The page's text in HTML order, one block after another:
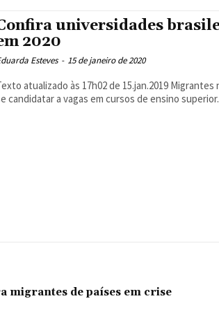
universidades
2020
Esteves - 15 de janeiro de 2020
atualizado às 17h02 de 15.jan.2019 Migrantes na condição de refugiado ou com visto humanitário podem
candidatar a vagas em cursos de ensino
migrantes de países em crise